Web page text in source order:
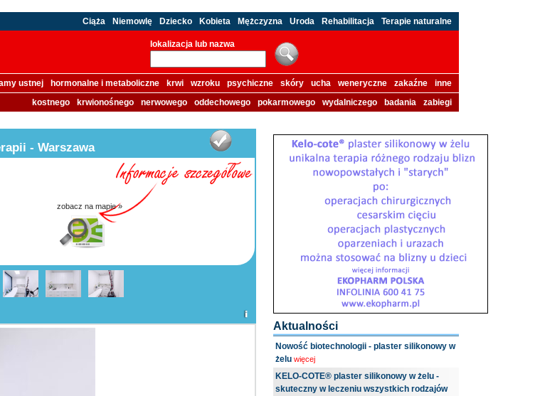
Ciąża Niemowlę Dziecko Kobieta Mężczyzna Uroda Rehabilitacja Terapie naturalne
lokalizacja lub nazwa
ustnej hormonalne i metaboliczne krwi wzroku psychiczne skóry ucha weneryczne zakaźne
inne
kostnego krwionośnego nerwowego oddechowego pokarmowego wydalniczego badania zabiegi
- Warszawa
zobacz na mapie »
Aktualności
Nowość biotechnologii - plaster silikonowy w
żelu więcej
KELO-COTE® plaster silikonowy w żelu -
skuteczny w leczeniu wszystkich rodzajów